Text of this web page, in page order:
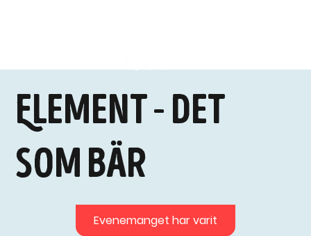
Element - det
som bär
Evenemanget har varit